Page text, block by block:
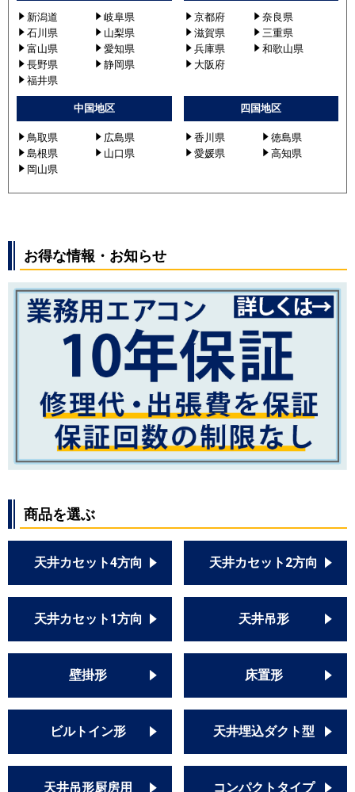
新潟道
岐阜県
石川県
山梨県
富山県
愛知県
長野県
静岡県
福井県
京都府
奈良県
滋賀県
三重県
兵庫県
和歌山県
大阪府
中国地区
鳥取県
広島県
島根県
山口県
岡山県
四国地区
香川県
徳島県
愛媛県
高知県
お得な情報・お知らせ
商品を選ぶ
天井カセット4方向 天井カセット2方向
天井カセット1方向 天井吊形
壁掛形 床置形
ビルトイン形 天井埋込ダクト型
天井吊形厨房用 コンパクトタイプ